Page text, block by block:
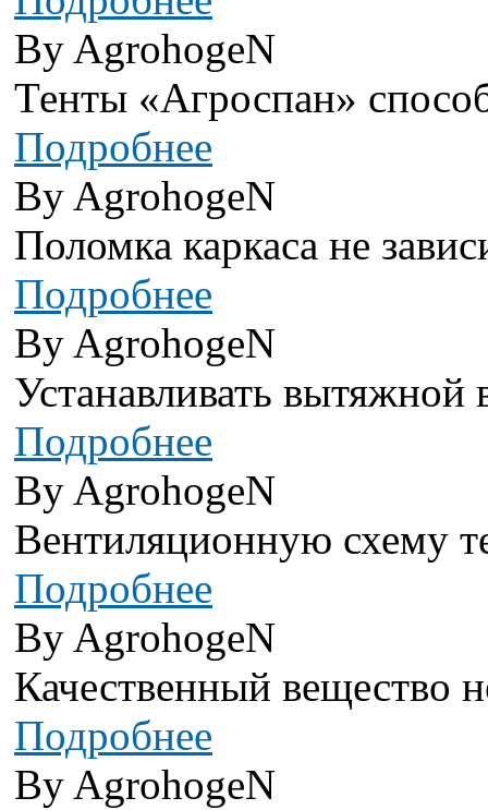
By AgrohogeN
Тенты «Агроспан»
Подробнее
By AgrohogeN
Поломка каркаса не
Подробнее
By AgrohogeN
Устанавливать вытяжной
Подробнее
By AgrohogeN
Вентиляционную схему
Подробнее
By AgrohogeN
Качественный вещество
Подробнее
By AgrohogeN